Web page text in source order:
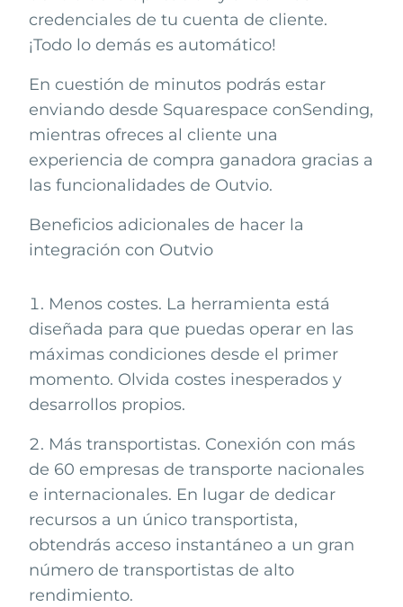
credenciales de tu cuenta de cliente.
¡Todo lo demás es automático!
En cuestión de minutos podrás estar
enviando desde Squarespace conSending,
mientras ofreces al cliente una
experiencia de compra ganadora gracias a
las funcionalidades de Outvio.
Beneficios adicionales de hacer la
integración con Outvio
Menos costes. La herramienta está
diseñada para que puedas operar en las
máximas condiciones desde el primer
momento. Olvida costes inesperados y
desarrollos propios.
Más transportistas. Conexión con más
de 60 empresas de transporte nacionales
e internacionales. En lugar de dedicar
recursos a un único transportista,
obtendrás acceso instantáneo a un gran
número de transportistas de alto
rendimiento.